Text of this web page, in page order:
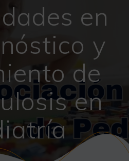
en
y
de
en